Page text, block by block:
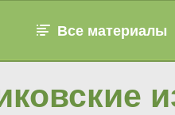
Все материалы